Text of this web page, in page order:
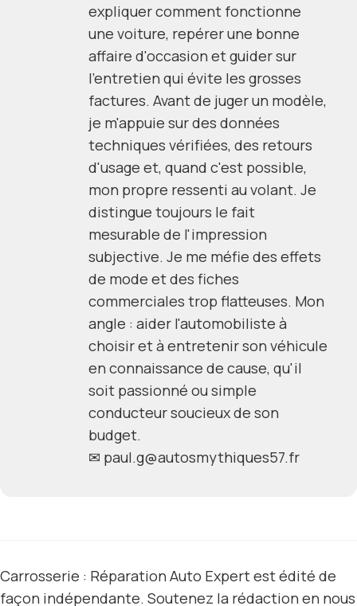
expliquer comment fonctionne
une voiture, repérer une bonne
affaire d'occasion et guider sur
l'entretien qui évite les grosses
factures. Avant de juger un modèle,
je m'appuie sur des données
techniques vérifiées, des retours
d'usage et, quand c'est possible,
mon propre ressenti au volant. Je
distingue toujours le fait
mesurable de l'impression
subjective. Je me méfie des effets
de mode et des fiches
commerciales trop flatteuses. Mon
angle : aider l'automobiliste à
choisir et à entretenir son véhicule
en connaissance de cause, qu'il
soit passionné ou simple
conducteur soucieux de son
budget.
✉ paul.g@autosmythiques57.fr
Carrosserie : Réparation Auto Expert est édité de
façon indépendante. Soutenez la rédaction en nous